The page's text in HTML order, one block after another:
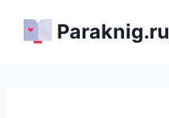
Paraknig.ru